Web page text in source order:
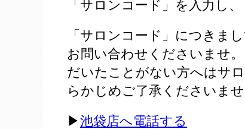
「サロンコード」を入力し
「サロンコード」につきま
お問い合わせくださいませ
だいたことがない方へはサ
らかじめご了承くださいませ
▶池袋店へ電話する